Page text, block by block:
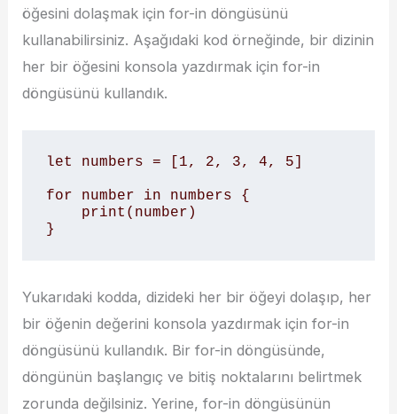
öğesini dolaşmak için for-in döngüsünü
kullanabilirsiniz. Aşağıdaki kod örneğinde, bir dizinin
her bir öğesini konsola yazdırmak için for-in
döngüsünü kullandık.
let numbers = [1, 2, 3, 4, 5]
for number in numbers {
}
Yukarıdaki kodda, dizideki her bir öğeyi dolaşıp, her
bir öğenin değerini konsola yazdırmak için for-in
döngüsünü kullandık. Bir for-in döngüsünde,
döngünün başlangıç ​​ve bitiş noktalarını belirtmek
zorunda değilsiniz. Yerine, for-in döngüsünün